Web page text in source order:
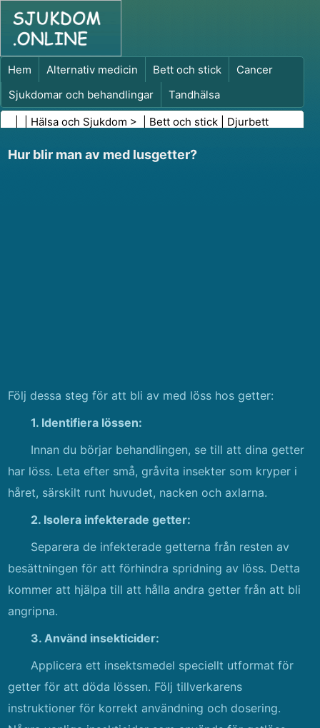
Hem Alternativ medicin Bett och stick
Cancer
Sjukdomar och behandlingar
Tandhälsa
Kost och näring
Familjehälsa
Hälsa och Sjukdom > | Bett och stick Djurbett
Hur blir man av med lusgetter?
Följ dessa steg för att bli av med löss hos getter:
1. Identifiera lössen:
Innan du börjar behandlingen, se till att dina getter
har löss. Leta efter små, gråvita insekter som kryper i
håret, särskilt runt huvudet, nacken och axlarna.
2. Isolera infekterade getter:
Separera de infekterade getterna från resten av
besättningen för att förhindra spridning av löss. Detta
kommer att hjälpa till att hålla andra getter från att bli
angripna.
3. Använd insekticider:
Applicera ett insektsmedel speciellt utformat för
getter för att döda lössen. Följ tillverkarens
instruktioner för korrekt användning och dosering.